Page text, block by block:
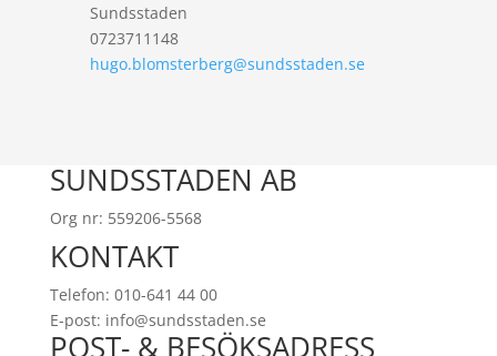
Sundsstaden
0723711148
hugo.blomsterberg@sundsstaden.se
SUNDSSTADEN AB
Org nr: 559206-5568
KONTAKT
Telefon: 010-641 44 00
E-post: info@sundsstaden.se
POST- & BESÖKSADRESS